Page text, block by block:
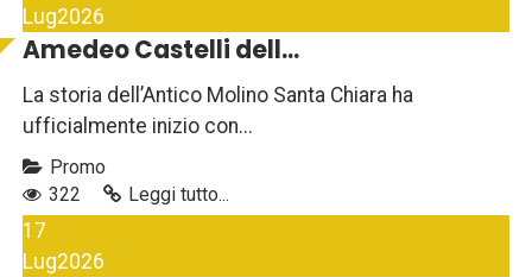
Lug2026
Amedeo Castelli dell...
La storia dell’Antico Molino Santa Chiara ha
ufficialmente inizio con...
Promo
322
Leggi tutto...
17
Lug2026